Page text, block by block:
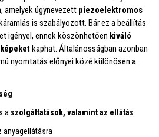
amelyek úgynevezett piezoelektromos
is szabályozott. Bár ez a beállítás
igényel, ennek köszönhetően kiváló
kaphat. Általánosságban azonban
nyomtatás előnyei közé különösen a
a szolgáltatások, valamint az ellátás
anyagellátásra